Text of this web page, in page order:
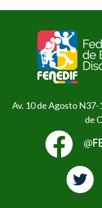
Av. 10 de Agosto
de